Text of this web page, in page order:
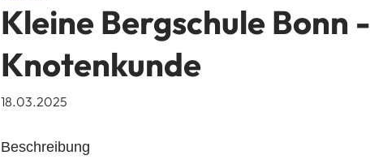
Kleine Bergschule Bonn -
Knotenkunde
18.03.2025
Beschreibung